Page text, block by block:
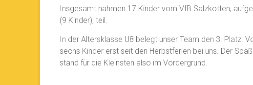
Insgesamt nahmen 17 Kinder vom VfB Salzkotten,
(9 Kinder), teil.
In der Altersklasse U8 belegt unser Team den 3. Platz.
sechs Kinder erst seit den Herbstferien bei uns. Der
stand für die Kleinsten also im Vordergrund.